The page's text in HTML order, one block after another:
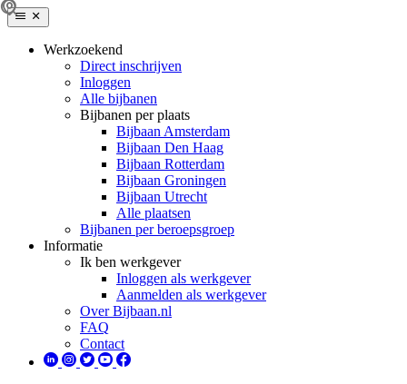
Werkzoekend
Direct inschrijven
Inloggen
Alle bijbanen
Bijbanen per plaats
Bijbaan Amsterdam
Bijbaan Den Haag
Bijbaan Rotterdam
Bijbaan Groningen
Bijbaan Utrecht
Alle plaatsen
Bijbanen per beroepsgroep
Informatie
Ik ben werkgever
Inloggen als werkgever
Aanmelden als werkgever
Over Bijbaan.nl
FAQ
Contact